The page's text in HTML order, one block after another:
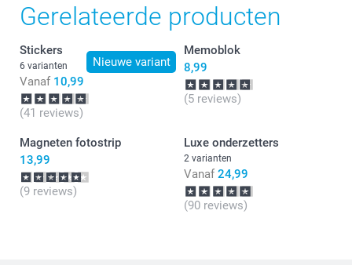
Gerelateerde producten
Nieuwe variant
Stickers
6 varianten
Vanaf 10,99
(41 reviews)
Memoblok
8,99
(5 reviews)
Magneten fotostrip
13,99
(9 reviews)
Luxe onderzetters
2 varianten
Vanaf 24,99
(90 reviews)